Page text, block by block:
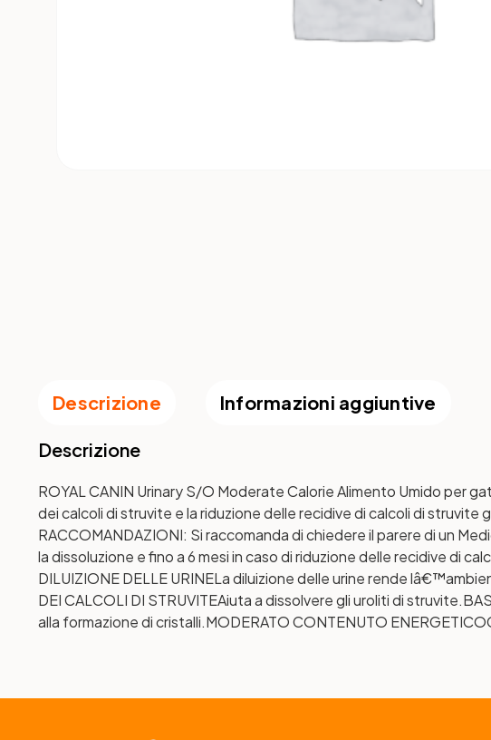
Descrizione Informazioni aggiuntive
Descrizione
ROYAL CANIN Urinary S/O Moderate Calorie Alimento Umido per
dei calcoli di struvite e la riduzione delle recidive di calcoli di
RACCOMANDAZIONI: Si raccomanda di chiedere il parere di un
la dissoluzione e fino a 6 mesi in caso di riduzione delle recidive di
DILUIZIONE DELLE URINELa diluizione delle urine rende
DEI CALCOLI DI STRUVITEAiuta a dissolvere gli uroliti di struvite.
alla formazione di cristalli.MODERATO CONTENUTO ENERGETICO